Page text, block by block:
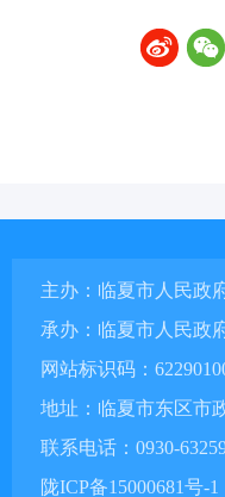
主办：临夏市人民政
承办：临夏市人民政
网站标识码：
地址：临夏市东区市
联系电话：0930-
陇ICP备15000681号-1